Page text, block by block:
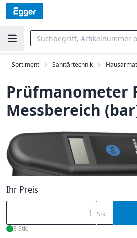
Sortiment Sanitärtechnik
Prüfmanometer
Messbereich
Ihr Preis
Stk.
3 Stk.